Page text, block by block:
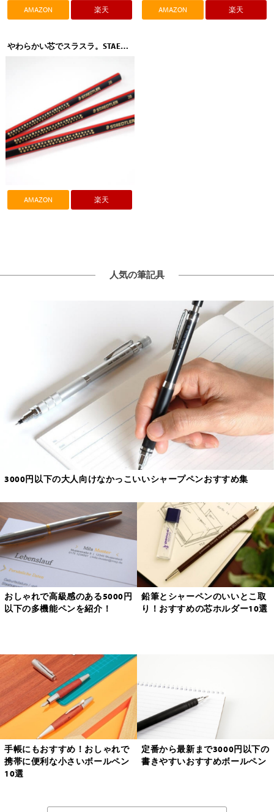
AMAZON 楽天 AMAZON 楽天
やわらかい芯でスラスラ。STAEDTLER（ステッドラー）トリプラス ジャンボ書き方鉛筆 2B 1285-1
AMAZON 楽天
人気の筆記具
3000円以下の大人向けなかっこいいシャープペンおすすめ集
おしゃれで高級感のある5000円
以下の多機能ペンを紹介！
鉛筆とシャーペンのいいとこ取
り！おすすめの芯ホルダー10選
手帳にもおすすめ！おしゃれで
携帯に便利な小さいボールペン
10選
定番から最新まで3000円以下の
書きやすいおすすめボールペン